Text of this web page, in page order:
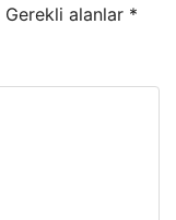
Gerekli alanlar *